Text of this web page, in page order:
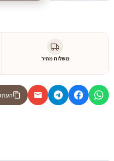
משלוח מהיר